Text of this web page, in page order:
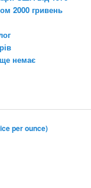
2000 гривень
немає